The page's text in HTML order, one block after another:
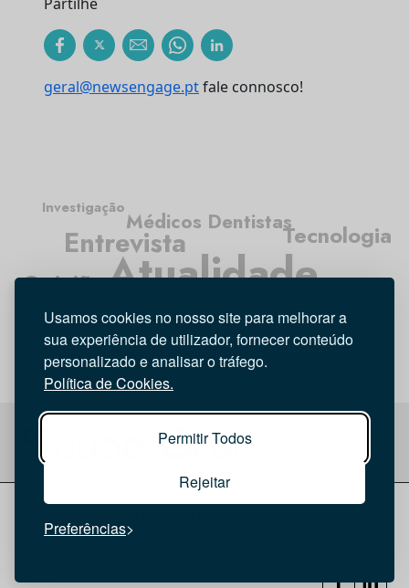
Usamos cookies no nosso site para melhorar a
sua experiência de utilizador, fornecer conteúdo
personalizado e analisar o tráfego.
Política de Cookies.
Permitir Todos
Rejeitar
Preferências
geral@newsengage.ptfale connosco!
Atualidade
Médicos Dentistas
Higiene Oral
Entrevista
Opinião
Tecnologia
Investigação
Política de privacidade